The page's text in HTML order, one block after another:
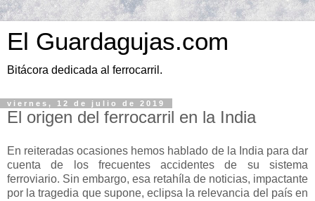
El Guardagujas.com
Bitácora dedicada al ferrocarril.
viernes, 12 de julio de 2019
El origen del ferrocarril en la India
En reiteradas ocasiones hemos hablado de la India para dar
cuenta de los frecuentes accidentes de su sistema
ferroviario. Sin embargo, esa retahíla de noticias, impactante
por la tragedia que supone, eclipsa la relevancia del país en